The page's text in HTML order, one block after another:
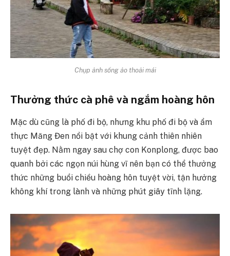
Chụp ảnh sống ảo thoải mái
Thưởng thức cà phê và ngắm hoàng hôn
Mặc dù cũng là phố đi bộ, nhưng khu phố đi bộ và ẩm
thực Măng Đen nổi bật với khung cảnh thiên nhiên
tuyệt đẹp. Nằm ngay sau chợ con Konplong, được bao
quanh bởi các ngọn núi hùng vĩ nên bạn có thể thưởng
thức những buổi chiều hoàng hôn tuyệt vời, tận hưởng
không khí trong lành và những phút giây tĩnh lặng.